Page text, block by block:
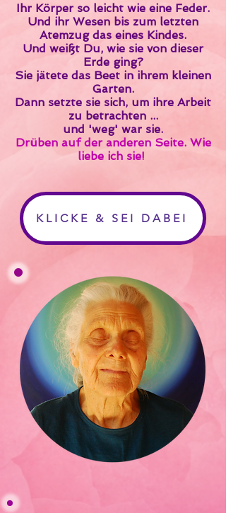
Ihr Körper so leicht wie eine Feder.
Und ihr Wesen bis zum letzten
Atemzug das eines Kindes.
Und weißt Du, wie sie von dieser
Erde ging?
Sie jätete das Beet in ihrem kleinen
Garten.
Dann setzte sie sich, um ihre Arbeit
zu betrachten ...
und 'weg' war sie.
Drüben auf der anderen Seite.​ Wie
liebe ich sie!
KLICKE & SEI DABEI